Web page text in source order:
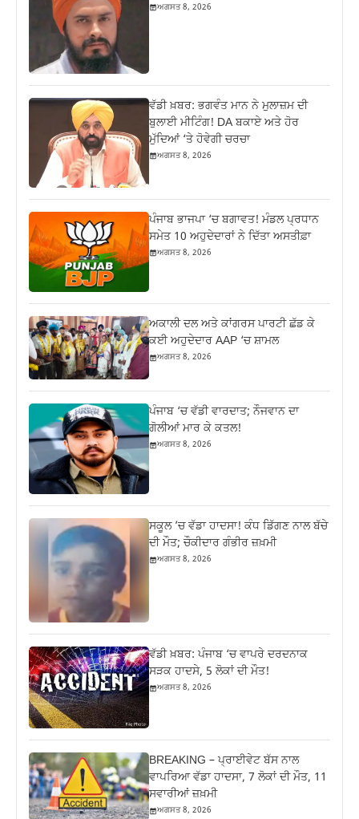
ਅਗਸਤ 8, 2026
ਵੱਡੀ ਖ਼ਬਰ: ਭਗਵੰਤ ਮਾਨ ਨੇ ਮੁਲਾਜ਼ਮ ਦੀ
ਬੁਲਾਈ ਮੀਟਿੰਗ! DA ਬਕਾਏ ਅਤੇ ਹੋਰ
ਮੁੱਦਿਆਂ ‘ਤੇ ਹੋਵੇਗੀ ਚਰਚਾ
ਅਗਸਤ 8, 2026
ਪੰਜਾਬ ਭਾਜਪਾ ‘ਚ ਬਗਾਵਤ! ਮੰਡਲ ਪ੍ਰਧਾਨ
ਸਮੇਤ 10 ਅਹੁਦੇਦਾਰਾਂ ਨੇ ਦਿੱਤਾ ਅਸਤੀਫ਼ਾ
ਅਗਸਤ 8, 2026
ਅਕਾਲੀ ਦਲ ਅਤੇ ਕਾਂਗਰਸ ਪਾਰਟੀ ਛੱਡ ਕੇ
ਕਈ ਅਹੁਦੇਦਾਰ AAP ‘ਚ ਸ਼ਾਮਲ
ਅਗਸਤ 8, 2026
ਪੰਜਾਬ ‘ਚ ਵੱਡੀ ਵਾਰਦਾਤ; ਨੌਜਵਾਨ ਦਾ
ਗੋਲੀਆਂ ਮਾਰ ਕੇ ਕਤਲ!
ਅਗਸਤ 8, 2026
ਸਕੂਲ ’ਚ ਵੱਡਾ ਹਾਦਸਾ! ਕੰਧ ਡਿੱਗਣ ਨਾਲ ਬੱਚੇ
ਦੀ ਮੌਤ; ਚੌਕੀਦਾਰ ਗੰਭੀਰ ਜ਼ਖ਼ਮੀ
ਅਗਸਤ 8, 2026
ਵੱਡੀ ਖ਼ਬਰ: ਪੰਜਾਬ ‘ਚ ਵਾਪਰੇ ਦਰਦਨਾਕ
ਸੜਕ ਹਾਦਸੇ, 5 ਲੋਕਾਂ ਦੀ ਮੌਤ!
ਅਗਸਤ 8, 2026
BREAKING – ਪ੍ਰਾਈਵੇਟ ਬੱਸ ਨਾਲ
ਵਾਪਰਿਆ ਵੱਡਾ ਹਾਦਸਾ, 7 ਲੋਕਾਂ ਦੀ ਮੌਤ, 11
ਸਵਾਰੀਆਂ ਜ਼ਖ਼ਮੀ
ਅਗਸਤ 8, 2026